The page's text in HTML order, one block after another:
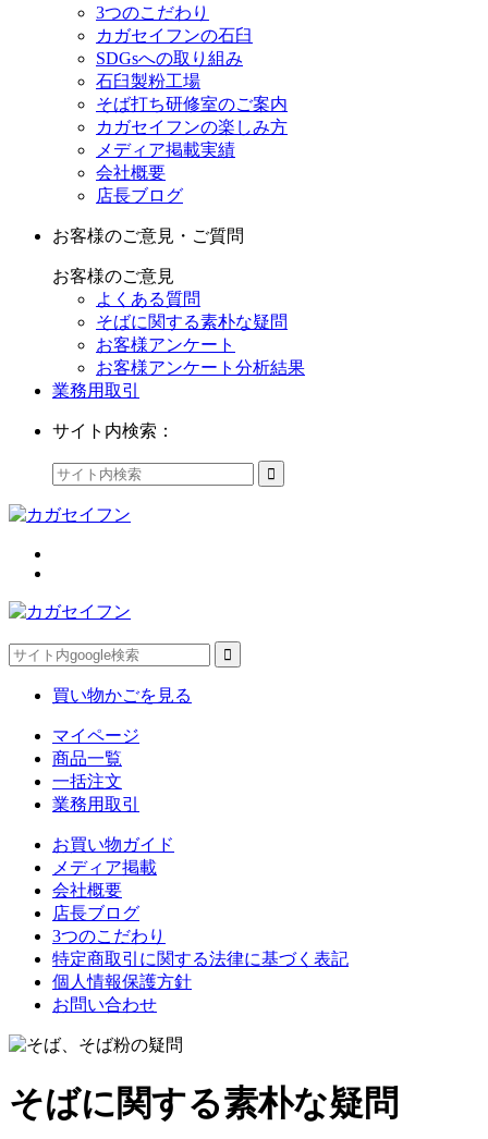
3つのこだわり
カガセイフンの石臼
SDGsへの取り組み
石臼製粉工場
そば打ち研修室のご案内
カガセイフンの楽しみ方
メディア掲載実績
会社概要
店長ブログ
お客様のご意見・ご質問
お客様のご意見
よくある質問
そばに関する素朴な疑問
お客様アンケート
お客様アンケート分析結果
業務用取引
サイト内検索：
買い物かごを見る
マイページ
商品一覧
一括注文
業務用取引
お買い物ガイド
メディア掲載
会社概要
店長ブログ
3つのこだわり
特定商取引に関する法律に基づく表記
個人情報保護方針
お問い合わせ
そばに関する素朴な疑問